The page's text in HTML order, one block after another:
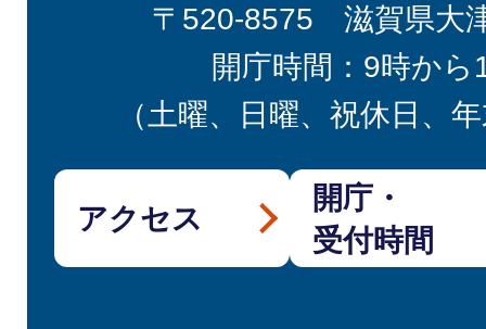
〒520-8575 滋賀県大
開庁時間：9時から
（土曜、日曜、祝休日、
アクセス
開庁・
受付時間